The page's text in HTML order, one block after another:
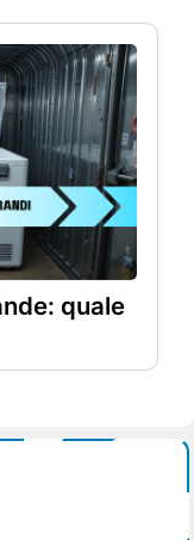
quale